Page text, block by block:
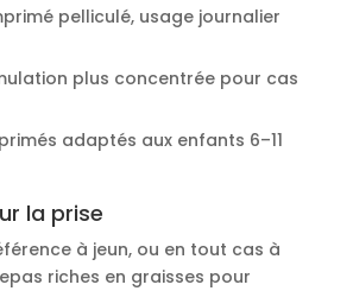
pelliculé, usage journalier
plus concentrée pour cas
adaptés aux enfants 6–11
la prise
à jeun, ou en tout cas à
riches en graisses pour